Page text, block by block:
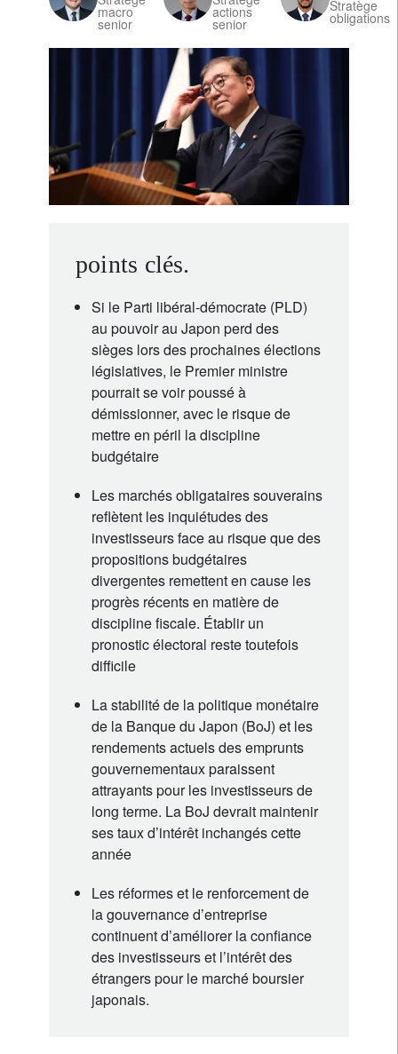
macro
senior
actions
senior
Stratège
obligations
points clés.
Si le Parti libéral-démocrate (PLD)
au pouvoir au Japon perd des
sièges lors des prochaines élections
législatives, le Premier ministre
pourrait se voir poussé à
démissionner, avec le risque de
mettre en péril la discipline
budgétaire
Les marchés obligataires souverains
reflètent les inquiétudes des
investisseurs face au risque que des
propositions budgétaires
divergentes remettent en cause les
progrès récents en matière de
discipline fiscale. Établir un
pronostic électoral reste toutefois
difficile
La stabilité de la politique monétaire
de la Banque du Japon (BoJ) et les
rendements actuels des emprunts
gouvernementaux paraissent
attrayants pour les investisseurs de
long terme. La BoJ devrait maintenir
ses taux d’intérêt inchangés cette
année
Les réformes et le renforcement de
la gouvernance d’entreprise
continuent d’améliorer la confiance
des investisseurs et l’intérêt des
étrangers pour le marché boursier
japonais.